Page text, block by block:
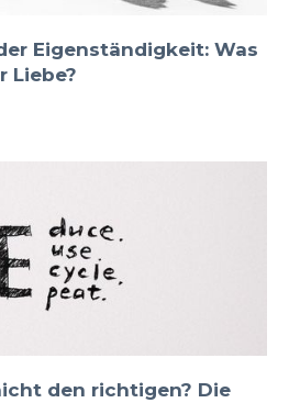
Eigenständigkeit: Was
Liebe?
den richtigen? Die